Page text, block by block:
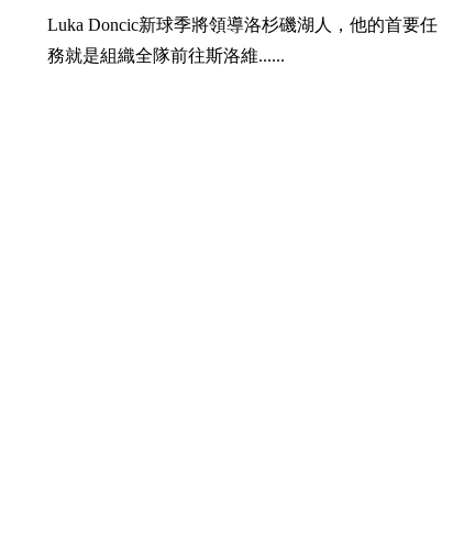
Luka Doncic新球季將領導洛杉磯湖人，他的首要任
務就是組織全隊前往斯洛維......